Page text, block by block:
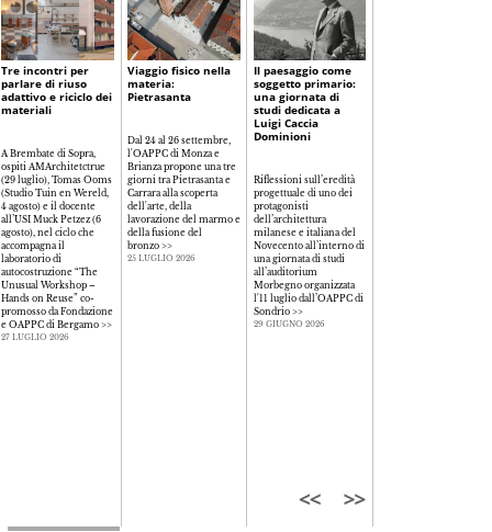
Tre incontri per
parlare di riuso
adattivo e riciclo dei
materiali
A Brembate di Sopra,
ospiti AMArchitetctrue
(29 luglio), Tomas Ooms
(Studio Tuin en Wereld,
4 agosto) e il docente
all’USI Muck Petzez (6
agosto), nel ciclo che
accompagna il
laboratorio di
autocostruzione “The
Unusual Workshop –
Hands on Reuse” co-
promosso da Fondazione
e OAPPC di Bergamo >>
27 LUGLIO 2026
Viaggio fisico nella
materia:
Pietrasanta
Dal 24 al 26 settembre,
l'OAPPC di Monza e
Brianza propone una tre
giorni tra Pietrasanta e
Carrara alla scoperta
dell'arte, della
lavorazione del marmo e
della fusione del
bronzo>>
25 LUGLIO 2026
Il paesaggio come
soggetto primario:
una giornata di
studi dedicata a
Luigi Caccia
Dominioni
Riflessioni sull’eredità
progettuale di uno dei
protagonisti
dell’architettura
milanese e italiana del
Novecento all’interno di
una giornata di studi
all’auditorium
Morbegno organizzata
l'11 luglio dall’OAPPC di
Sondrio>>
29 GIUGNO 2026